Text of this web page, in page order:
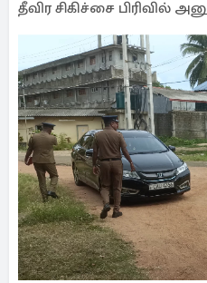
தீவிர சிகிச்சை பிரிவில்